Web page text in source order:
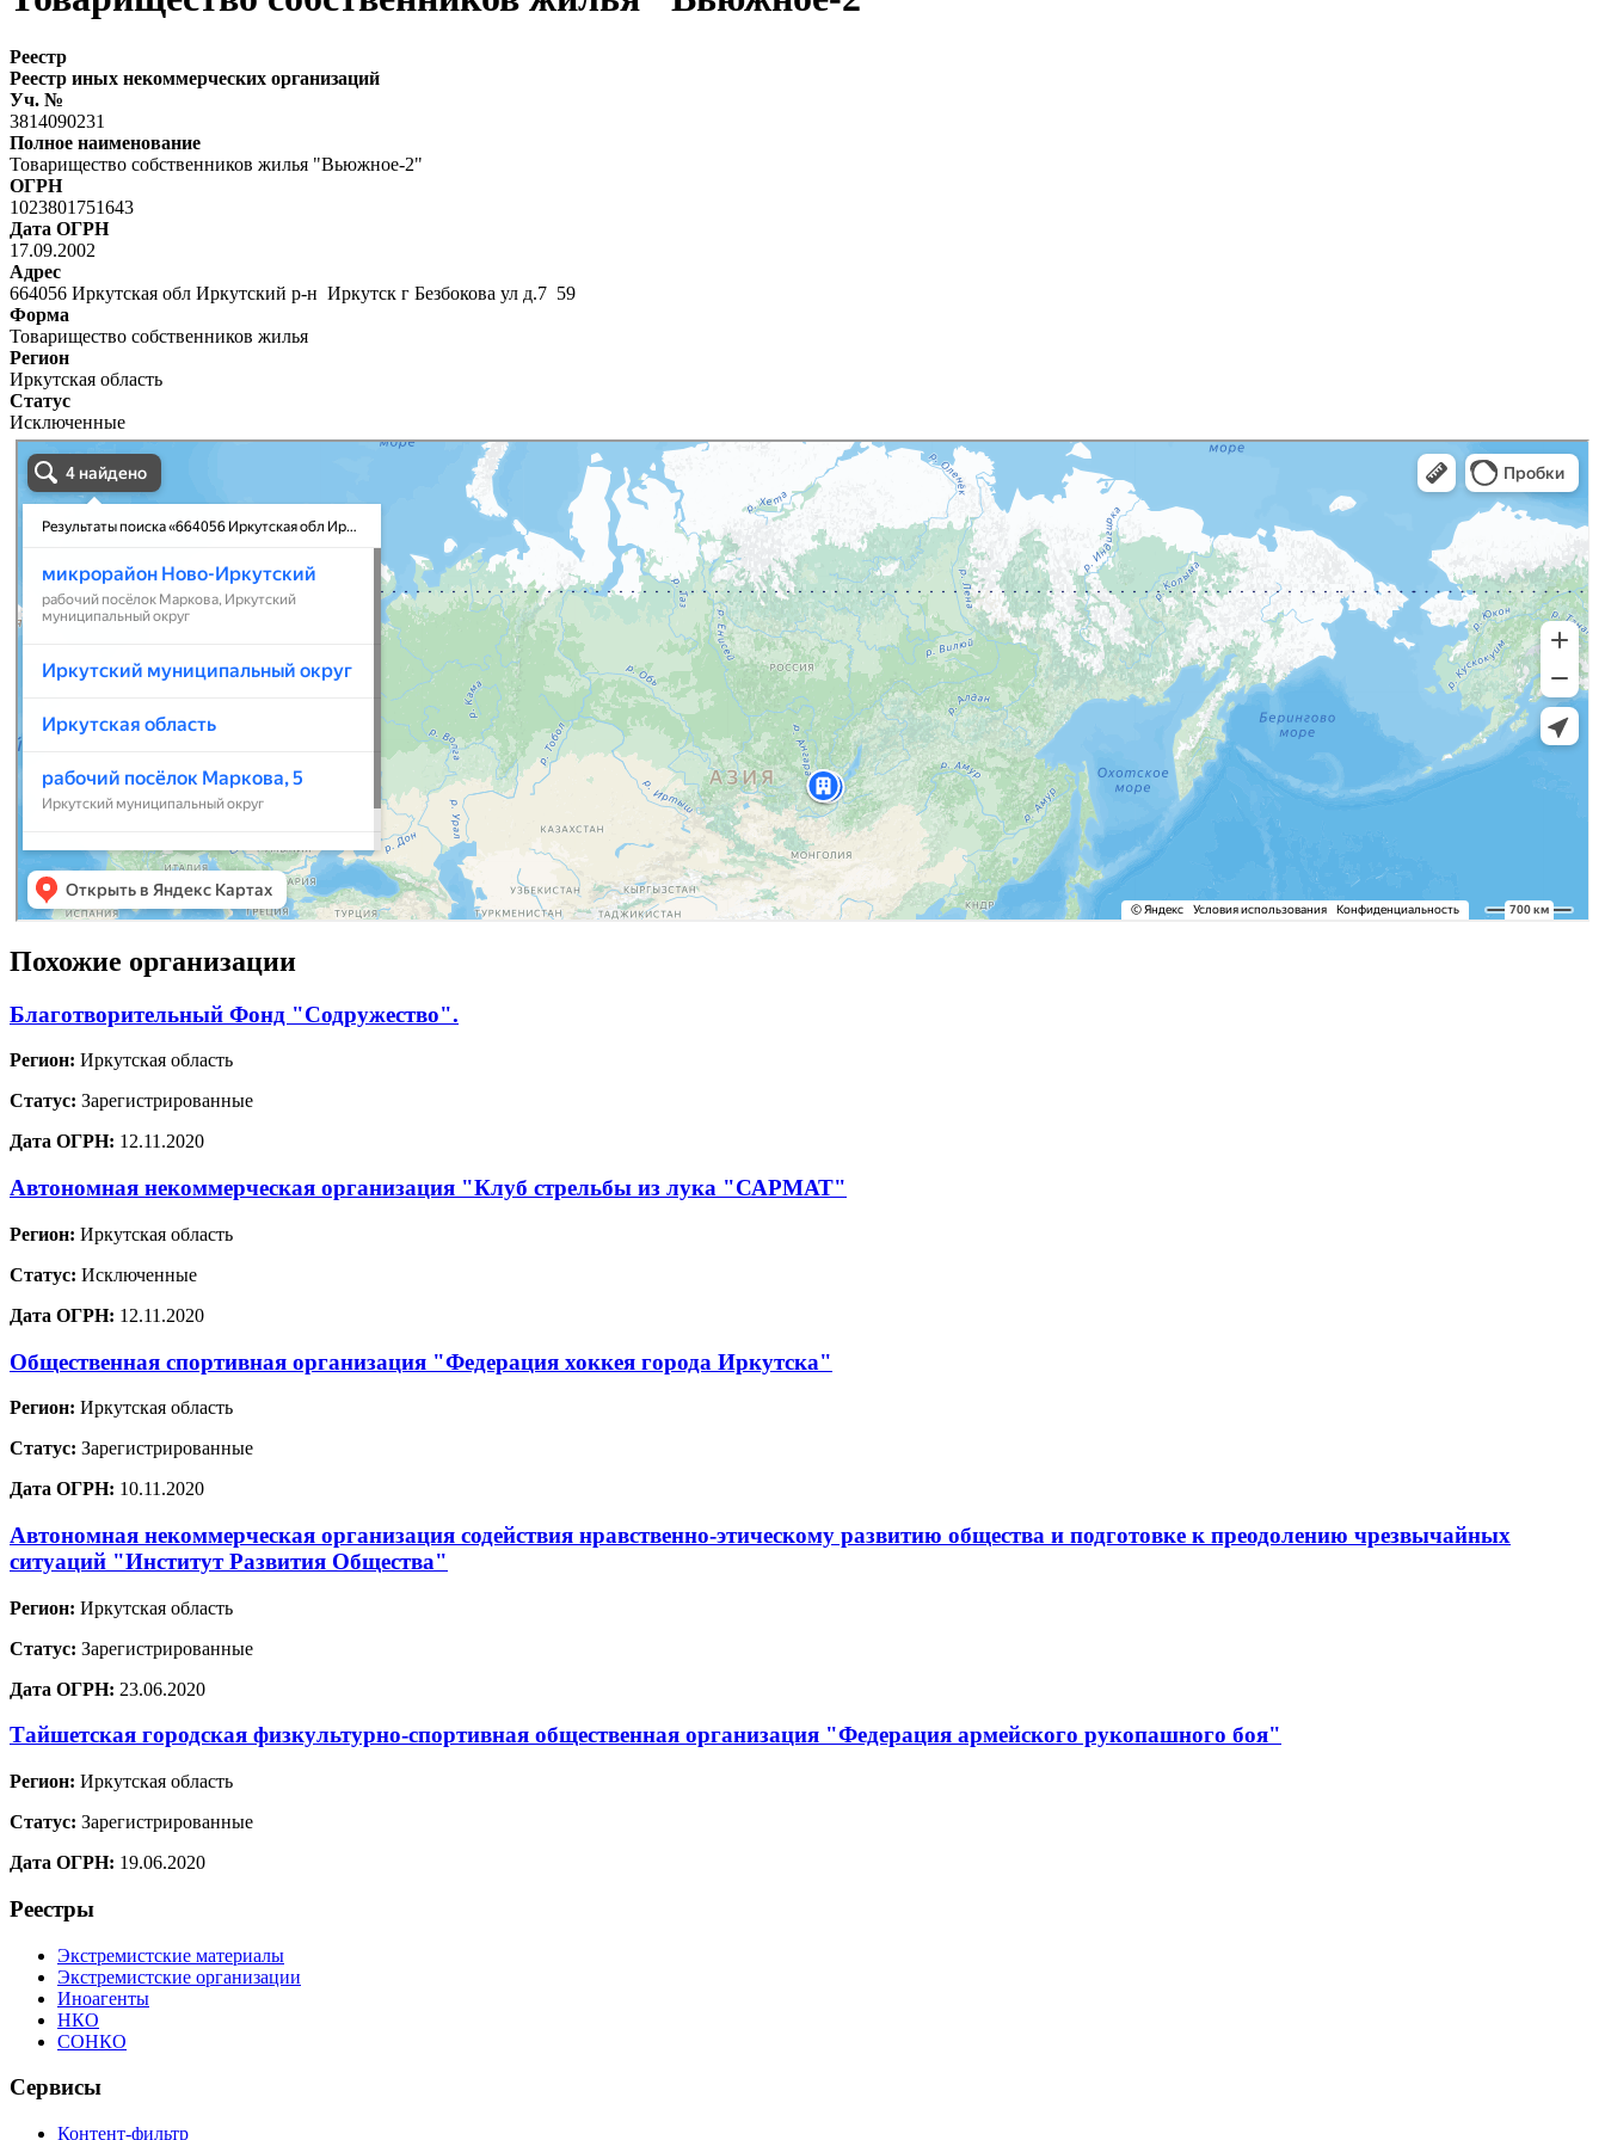
Реестр
Реестр иных некоммерческих организаций
Уч. №
3814090231
Полное наименование
Товарищество собственников жилья "Вьюжное-2"
ОГРН
1023801751643
Дата ОГРН
17.09.2002
Адрес
664056 Иркутская обл Иркутский р-н Иркутск г Безбокова ул д.7 59
Форма
Товарищество собственников жилья
Регион
Иркутская область
Статус
Исключенные
Похожие организации
Благотворительный Фонд "Содружество".
Регион: Иркутская область
Статус: Зарегистрированные
Дата ОГРН: 12.11.2020
Автономная некоммерческая организация "Клуб стрельбы из лука "САРМАТ"
Регион: Иркутская область
Статус: Исключенные
Дата ОГРН: 12.11.2020
Общественная спортивная организация "Федерация хоккея города Иркутска"
Регион: Иркутская область
Статус: Зарегистрированные
Дата ОГРН: 10.11.2020
Автономная некоммерческая организация содействия нравственно-этическому развитию общества и подготовке к преодолению чрезвычайных
ситуаций "Институт Развития Общества"
Регион: Иркутская область
Статус: Зарегистрированные
Дата ОГРН: 23.06.2020
Тайшетская городская физкультурно-спортивная общественная организация "Федерация армейского рукопашного боя"
Регион: Иркутская область
Статус: Зарегистрированные
Дата ОГРН: 19.06.2020
Реестры
Экстремистские материалы
Экстремистские организации
Иноагенты
НКО
СОНКО
Сервисы
Контент-фильтр